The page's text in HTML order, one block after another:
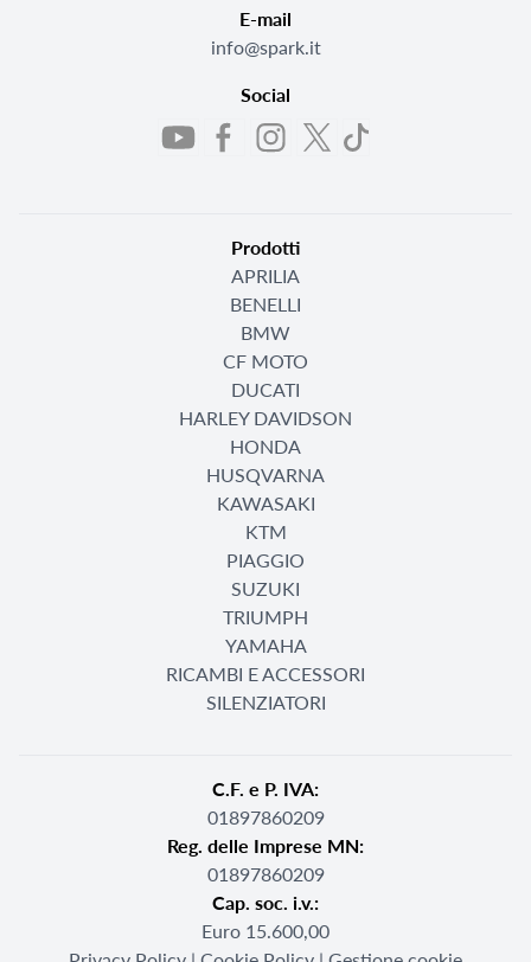
E-mail
info@spark.it
Social
Prodotti
APRILIA
BENELLI
BMW
CF MOTO
DUCATI
HARLEY DAVIDSON
HONDA
HUSQVARNA
KAWASAKI
KTM
PIAGGIO
SUZUKI
TRIUMPH
YAMAHA
RICAMBI E ACCESSORI
SILENZIATORI
C.F. e P. IVA:
01897860209
Reg. delle Imprese MN:
01897860209
Cap. soc. i.v.:
Euro 15.600,00